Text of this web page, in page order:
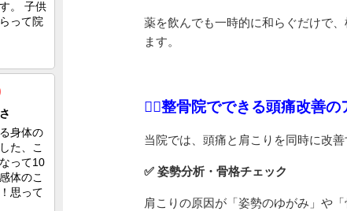
薬を飲んでも一時的に和らぐだけで
ます。
👨‍⚕️整骨院でできる頭痛改善の
当院では、頭痛と肩こりを同時に改
✅ 姿勢分析・骨格チェック
肩こりの原因が「姿勢のゆがみ」や